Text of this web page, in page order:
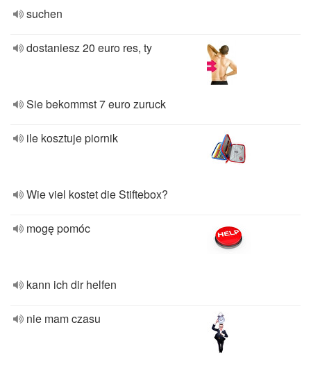
suchen
dostaniesz 20 euro res, ty
Sie bekommst 7 euro zuruck
ile kosztuje piornik
Wie viel kostet die Stiftebox?
mogę pomóc
kann ich dir helfen
nie mam czasu